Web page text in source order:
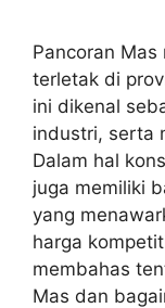
Pancoran
terletak di
ini dikenal
industri, serta
Dalam hal
juga memiliki
yang
harga
membahas
Mas dan